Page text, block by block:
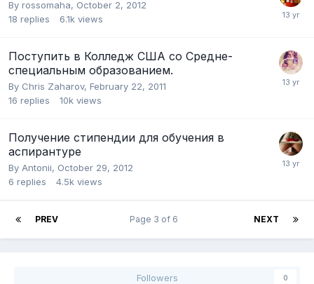
By rossomaha, October 2, 2012
18 replies 6.1k views
Поступить в Колледж США со Средне-
специальным образованием.
By Chris Zaharov, February 22, 2011
16 replies 10k views
Получение стипендии для обучения в
аспирантуре
By Antonii, October 29, 2012
6 replies 4.5k views
PREV NEXT
Page 3 of 6
Followers 0